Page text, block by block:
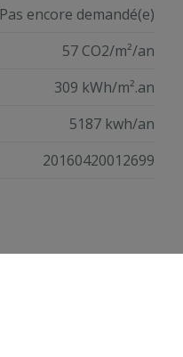
Pas encore demandé(e)
57 CO2/m²/an
309 kWh/m².an
5187 kwh/an
20160420012699